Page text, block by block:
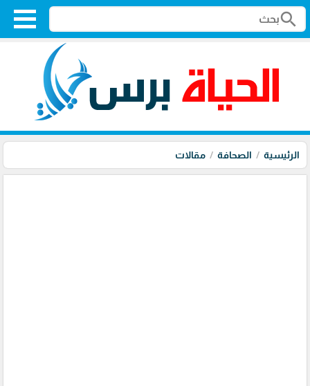
search
الرئيسية الصحافة مقالات